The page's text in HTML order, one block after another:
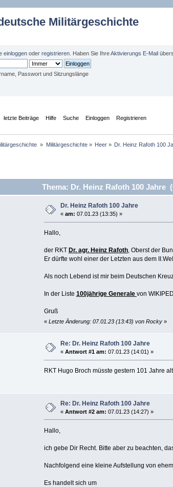
Militärgeschichte
einloggen oderregistrieren . Haben Sie IhreAktivierungs E-Mail
Passwort und Sitzungslänge
letzte Beiträge Hilfe Suche Einloggen Registrieren
» Militärgeschichte» Heer » Dr. Heinz Rafoth 100
Thema: Dr. Heinz Rafoth 100 Jahre
Dr. Heinz Rafoth 100 Jahre
«am: 07.01.23 (13:35) »
Hallo,
der RKT Dr. agr. Heinz Rafoth, Oberst der
Er dürfte wohl einer der Letzten aus dem
Als noch Lebend ist mir beim Deutschen
In der Liste 100jährige Generale von
Gruß
« Letzte Änderung: 07.01.23 (13:43) von Rocky»
Re: Dr. Heinz Rafoth 100 Jahre
«Antwort #1 am: 07.01.23 (14:01) »
RKT Hugo Broch müsste gestern 101 Jahre
Re: Dr. Heinz Rafoth 100 Jahre
«Antwort #2 am: 07.01.23 (14:27) »
Hallo,
ich gebe Dir Recht. Bitte aber zu beachten,
Nachfolgend eine kleine Aufstellung von
Es handelt sich um